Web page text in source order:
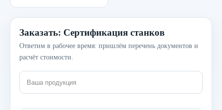
Заказать: Сертификация станков
Ответим в рабочее время: пришлём перечень документов и
расчёт стоимости.